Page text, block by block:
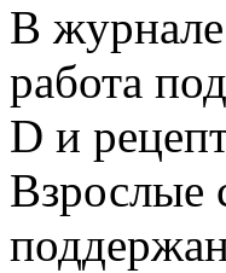
В
работа
D и
Взрослые